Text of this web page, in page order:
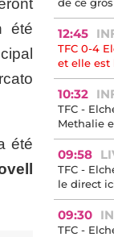
été
été
12:45
TFC 0-4
et elle est
10:32
TFC -
Methalie
09:58
TFC -
le direct
09:30
TFC -